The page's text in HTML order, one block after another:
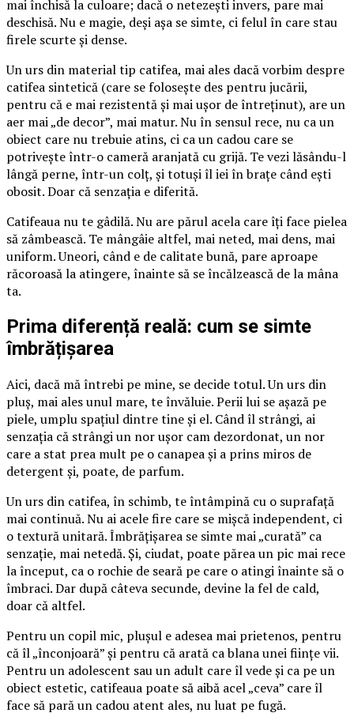
mai închisă la culoare; dacă o netezești invers, pare mai
deschisă. Nu e magie, deși așa se simte, ci felul în care stau
firele scurte și dense.
Un urs din material tip catifea, mai ales dacă vorbim despre
catifea sintetică (care se folosește des pentru jucării,
pentru că e mai rezistentă și mai ușor de întreținut), are un
aer mai „de decor”, mai matur. Nu în sensul rece, nu ca un
obiect care nu trebuie atins, ci ca un cadou care se
potrivește într-o cameră aranjată cu grijă. Te vezi lăsându-l
lângă perne, într-un colț, și totuși îl iei în brațe când ești
obosit. Doar că senzația e diferită.
Catifeaua nu te gâdilă. Nu are părul acela care îți face pielea
să zâmbească. Te mângâie altfel, mai neted, mai dens, mai
uniform. Uneori, când e de calitate bună, pare aproape
răcoroasă la atingere, înainte să se încălzească de la mâna
ta.
Prima diferență reală: cum se simte
îmbrățișarea
Aici, dacă mă întrebi pe mine, se decide totul. Un urs din
pluș, mai ales unul mare, te învăluie. Perii lui se așază pe
piele, umplu spațiul dintre tine și el. Când îl strângi, ai
senzația că strângi un nor ușor cam dezordonat, un nor
care a stat prea mult pe o canapea și a prins miros de
detergent și, poate, de parfum.
Un urs din catifea, în schimb, te întâmpină cu o suprafață
mai continuă. Nu ai acele fire care se mișcă independent, ci
o textură unitară. Îmbrățișarea se simte mai „curată” ca
senzație, mai netedă. Și, ciudat, poate părea un pic mai rece
la început, ca o rochie de seară pe care o atingi înainte să o
îmbraci. Dar după câteva secunde, devine la fel de cald,
doar că altfel.
Pentru un copil mic, plușul e adesea mai prietenos, pentru
că îl „înconjoară” și pentru că arată ca blana unei ființe vii.
Pentru un adolescent sau un adult care îl vede și ca pe un
obiect estetic, catifeaua poate să aibă acel „ceva” care îl
face să pară un cadou atent ales, nu luat pe fugă.